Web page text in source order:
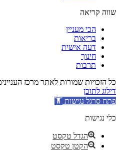
שווה קריאה
הכי מעניין
בריאות
דעה אישית
חינוך
תרבות
כל הזכויות שמורות לאתר מרכז העניינים
דילוג לתוכן
פתח סרגל נגישות
כלי נגישות
הגדל טקסט
הקטן טקסט